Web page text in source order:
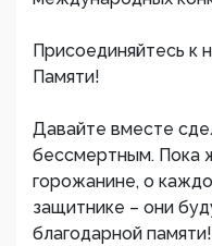
Присоединяйтесь к
Памяти!
Давайте вместе
бессмертным. Пока
горожанине, о
защитнике – они
благодарной памяти!